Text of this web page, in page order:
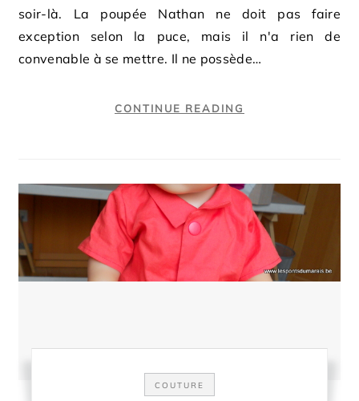
soir-là. La poupée Nathan ne doit pas faire
exception selon la puce, mais il n'a rien de
convenable à se mettre. Il ne possède…
CONTINUE READING
COUTURE